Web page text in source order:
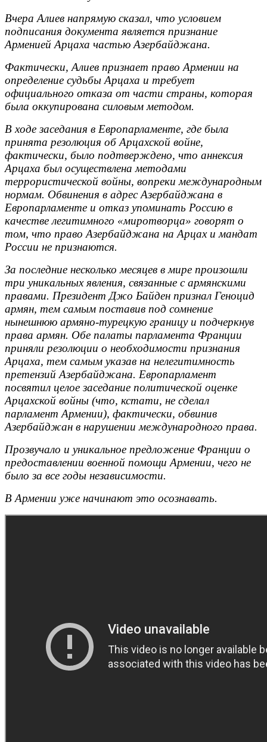
Вчера Алиев напрямую сказал, что условием
подписания документа является признание
Арменией Арцаха частью Азербайджана.
Фактически, Алиев признает право Армении на
определение судьбы Арцаха и требует
официального отказа от части страны, которая
была оккупирована силовым методом.
В ходе заседания в Европарламенте, где была
принята резолюция об Арцахской войне,
фактически, было подтверждено, что аннексия
Арцаха был осуществлена методами
террористической войны, вопреки международным
нормам. Обвинения в адрес Азербайджана в
Европарламенте и отказ упоминать Россию в
качестве легитимного «миротворца» говорят о
том, что право Азербайджана на Арцах и мандат
России не признаются.
За последние несколько месяцев в мире произошли
три уникальных явления, связанные с армянскими
правами. Президент Джо Байден признал Геноцид
армян, тем самым поставив под сомнение
нынешнюю армяно-турецкую границу и подчеркнув
права армян. Обе палаты парламента Франции
приняли резолюции о необходимости признания
Арцаха, тем самым указав на нелегитимность
претензий Азербайджана. Европарламент
посвятил целое заседание политической оценке
Арцахской войны (что, кстати, не сделал
парламент Армении), фактически, обвинив
Азербайджан в нарушении международного права.
Прозвучало и уникальное предложение Франции о
предоставлении военной помощи Армении, чего не
было за все годы независимости.
В Армении уже начинают это осознавать.